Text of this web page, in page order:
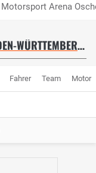
Motorsport Arena
ERGEBNISSE - HOCKENHEIMRING BADEN-WÜRTTEMBERG 2021
Fahrer Team Motor